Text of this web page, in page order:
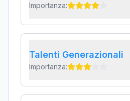
Importanza:
Talenti Generazionali
Importanza: